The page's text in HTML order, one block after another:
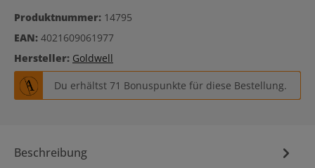
Produktnummer: 14795
EAN: 4021609061977
Hersteller: Goldwell
Du erhältst 71 Bonuspunkte für diese Bestellung.
Beschreibung